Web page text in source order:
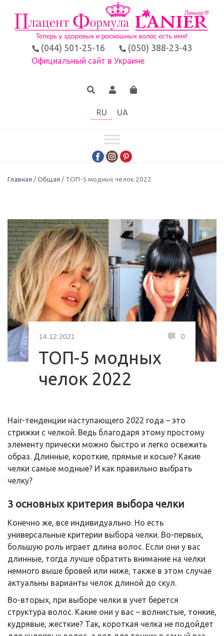
(044) 501-25-16 (050) 388-23-43
Официальный сайт в Украине
RU UA
Главная /Общая / ТОП-5 модных челок 2022
14.12.2021 0
ТОП-5 модных
челок 2022
Hair-тенденции наступающего 2022 года – это
стрижки с челкой. Ведь благодаря этому простому
элементу прически можно быстро и легко освежить
образ. Длинные, короткие, прямые и косые? Какие
челки самые модные? И как правильно выбрать
челку?
3 основных критерия выбора челки
Конечно же, все индивидуально. Но есть
универсальные критерии выбора челки. Во-первых,
большую роль играет длина волос. Если они у вас
длинные, тогда лучше обратить внимание на челки
немного выше бровей или ниже, также в этом случае
актуальны варианты челок длиной до скул.
Во-вторых, при выборе челки в учет берется
структура волос. Какие они у вас – волнистые, тонкие,
кудрявые, жесткие? Так, короткая челка не подойдет